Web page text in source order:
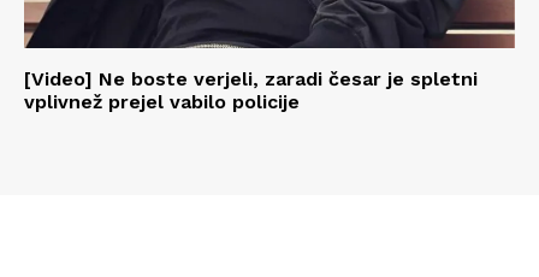
[Video] Ne boste verjeli, zaradi česar je spletni
vplivnež prejel vabilo policije